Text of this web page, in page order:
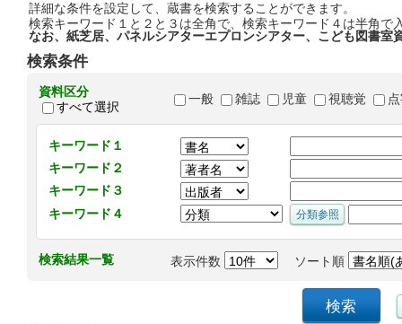
詳細な条件を設定して、蔵書を検索することができます。
検索キーワード１と２と３は全角で、検索キーワード４は半角で
なお、紙芝居、パネルシアターエプロンシアター、こども図書室
検索条件
資料区分
すべて選択
一般 雑誌 児童 視聴覚
キーワード１
キーワード２
キーワード３
キーワード４
検索結果一覧 表示件数 ソート順